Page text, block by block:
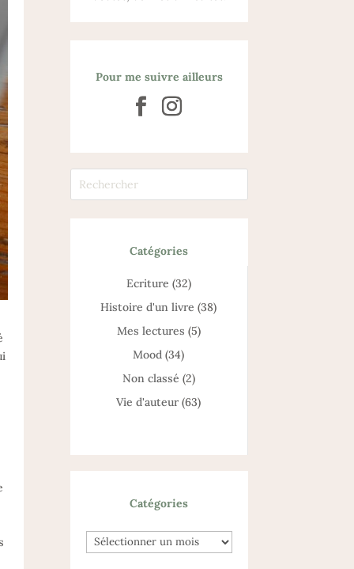
Pour me suivre ailleurs
Catégories
Ecriture (32)
Histoire d'un livre (38)
Mes lectures (5)
Mood (34)
Non classé (2)
Vie d'auteur (63)
Catégories
Archives